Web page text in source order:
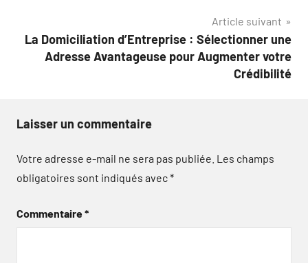
Article suivant
La Domiciliation d’Entreprise : Sélectionner une
Adresse Avantageuse pour Augmenter votre
Crédibilité
Laisser un commentaire
Votre adresse e-mail ne sera pas publiée. Les champs
obligatoires sont indiqués avec*
Commentaire*